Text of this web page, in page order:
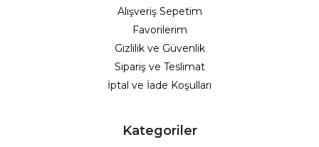
Alışveriş Sepetim
Favorilerim
Gizlilik ve Güvenlik
Sipariş ve Teslimat
İptal ve İade Koşulları
Kategoriler